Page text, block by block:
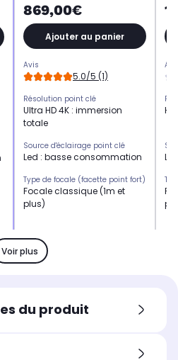
869,00€
Ajouter au panier
Avis
5.0/5 (1)
Résolution point clé
Ultra HD 4K : immersion
totale
Source d'éclairage point clé
Led : basse consommation
Type de focale (facette point fort)
Focale classique (1m et
plus)
Smart TV point clé
Smart TV
au plafond ou en fond de
pièce. Nécessite un recul de
Voir plus
du produit